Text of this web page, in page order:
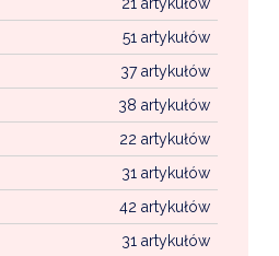
51 artykułów
37 artykułów
38 artykułów
22 artykułów
31 artykułów
42 artykułów
31 artykułów